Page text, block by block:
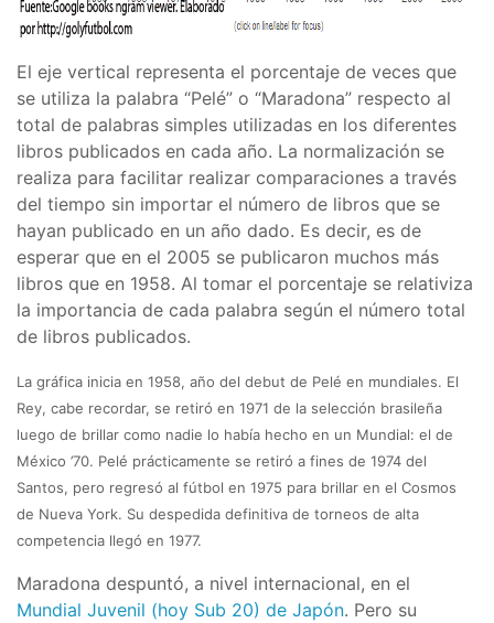
El eje vertical representa el porcentaje de veces que
se utiliza la palabra “Pelé” o “Maradona” respecto al
total de palabras simples utilizadas en los diferentes
libros publicados en cada año. La normalización se
realiza para facilitar realizar comparaciones a través
del tiempo sin importar el número de libros que se
hayan publicado en un año dado. Es decir, es de
esperar que en el 2005 se publicaron muchos más
libros que en 1958. Al tomar el porcentaje se relativiza
la importancia de cada palabra según el número total
de libros publicados.
La gráfica inicia en 1958, año del debut de Pelé en mundiales. El
Rey, cabe recordar, se retiró en 1971 de la selección brasileña
luego de brillar como nadie lo había hecho en un Mundial: el de
México ’70. Pelé prácticamente se retiró a fines de 1974 del
Santos, pero regresó al fútbol en 1975 para brillar en el Cosmos
de Nueva York. Su despedida definitiva de torneos de alta
competencia llegó en 1977.
Maradona despuntó, a nivel internacional, en el
Mundial Juvenil (hoy Sub 20) de Japón. Pero su